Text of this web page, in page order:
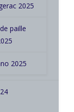
2025
paille
2025